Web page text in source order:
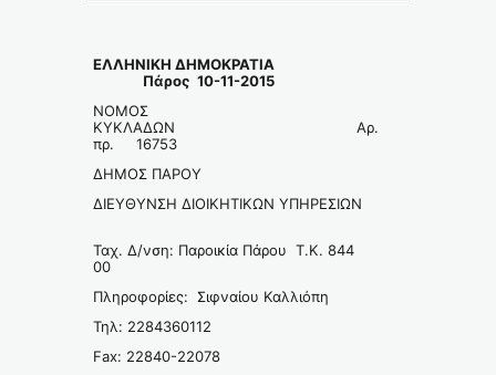
ΕΛΛΗΝΙΚΗ ΔΗΜΟΚΡΑΤΙΑ
Πάρος 10-11-2015
ΝΟΜΟΣ
ΚΥΚΛΑΔΩΝ Αρ.
πρ. 16753
ΔΗΜΟΣ ΠΑΡΟΥ
ΔΙΕΥΘΥΝΣΗ ΔΙΟΙΚΗΤΙΚΩΝ ΥΠΗΡΕΣΙΩΝ
Ταχ. Δ/νση: Παροικία Πάρου Τ.Κ. 844
00
Πληροφορίες: Σιφναίου Καλλιόπη
Τηλ: 2284360112
Fax: 22840-22078